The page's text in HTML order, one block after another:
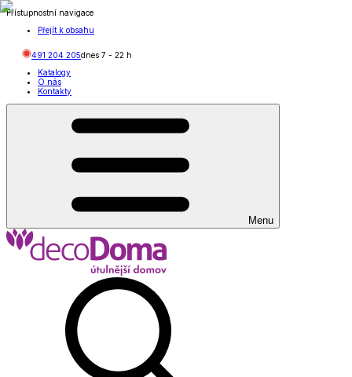
Přístupnostní navigace
Přejít k obsahu
491 204 205dnes 7 - 22 h
Katalogy
O nás
Kontakty
Menu